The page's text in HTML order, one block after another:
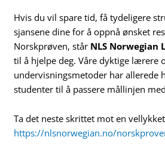
Hvis du vil spare tid, få tydeligere
sjansene dine for å oppnå ønsket
Norskprøven, står NLS Norwegian
til å hjelpe deg. Våre dyktige lærere
undervisningsmetoder har allerede
studenter til å passere mållinjen
Ta det neste skrittet mot en
https://nlsnorwegian.no/